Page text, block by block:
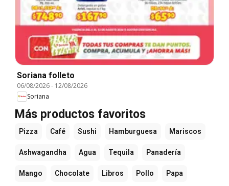
Soriana folleto
06/08/2026- 12/08/2026
Soriana
Más productos favoritos
Pizza Café Sushi Hamburguesa Mariscos
Ashwagandha Agua Tequila Panadería
Mango Chocolate Libros Pollo Papa